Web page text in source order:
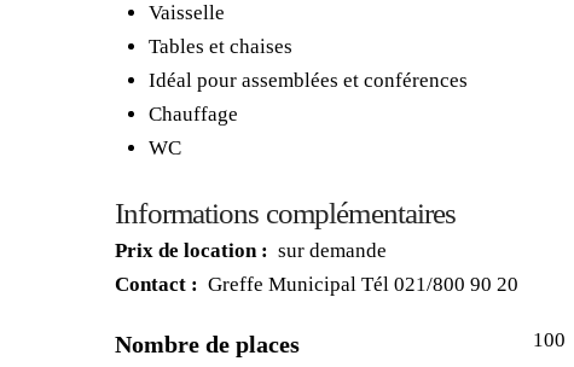
Vaisselle
Tables et chaises
Idéal pour assemblées et conférences
Chauffage
WC
Informations complémentaires
Prix de location : sur demande
Contact :Greffe Municipal Tél 021/800 90 20
Nombre de places 100